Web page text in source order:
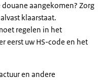
aangekomen? Zorg
klaarstaat.
regelen in het
eerst uw HS-code en het
en andere